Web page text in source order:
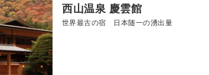
西山温泉 慶雲館
世界最古の宿 日本随一の湧出量